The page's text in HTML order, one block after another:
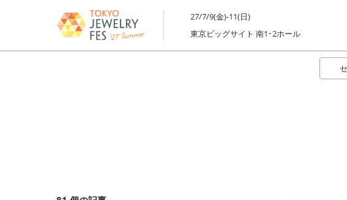
キ
ッ
プ
27/7/9(金)-11(日)
東京ビッグサイト 南1･2ホール